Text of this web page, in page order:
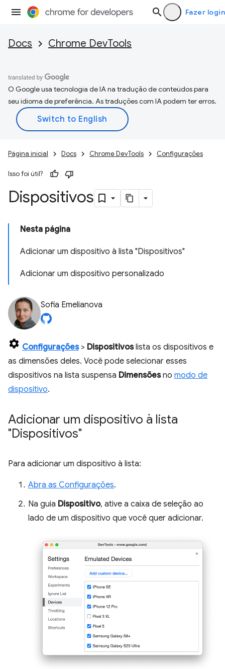
Fazer login
Docs Chrome DevTools
O Google usa tecnologia de IA na tradução de conteúdos para
seu idioma de preferência. As traduções com IA podem ter erros.
Página inicial Docs Chrome DevTools Configurações
Isso foi útil?
Dispositivos
Nesta página
Adicionar um dispositivo à lista "Dispositivos"
Adicionar um dispositivo personalizado
Sofia Emelianova
Configurações> Dispositivoslista os dispositivos e
as dimensões deles. Você pode selecionar esses
dispositivos na lista suspensa Dimensõesno modo de
dispositivo.
Adicionar um dispositivo à lista
"Dispositivos"
Para adicionar um dispositivo à lista:
Abra as Configurações.
Na guia Dispositivo, ative a caixa de seleção ao
lado de um dispositivo que você quer adicionar.